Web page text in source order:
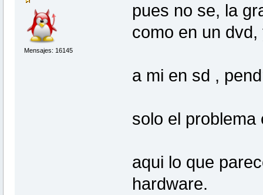
Mensajes: 16145
pues no se, la
como en un
a mi en sd ,
solo el
aqui lo que
hardware.